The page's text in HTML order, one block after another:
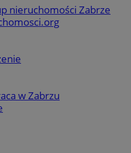
nieruchomości Zabrze
w Zabrzu